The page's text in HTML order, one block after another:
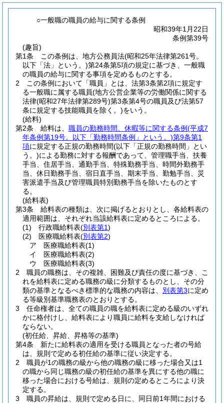
○一般職の職員の給与に関する条例
昭和39年1月22日
条例第39号
(趣旨)
第1条
この条例は、地方公務員法(昭和25年法律第261号。
以下「法」という。)第24条第5項の規定に基づき、一般職
の職員の給与に関する事項を定めるものとする。
2
この条例において「職員」とは、法第3条第2項に規定す
る一般職に属する職員(地方公営企業等の労働関係に関する
法律(昭和27年法律第289号)第3条第4号の職員及び法第57
条に規定する技能職員を除く。)をいう。
(給料)
第2条
給料は、 職員の勤務時間、休暇等に関する条例(平成7
年条例第19号。以下「勤務時間条例」という。)第9条第1
項に規定する正規の勤務時間(以下「正規の勤務時間」とい
う。)による勤務に対する報酬であって、管理職手当、扶養
手当、住居手当、通勤手当、特殊勤務手当、時間外勤務手
当、休日勤務手当、宿日直手当、期末手当、勤勉手当、災
害派遣手当及び管理職員特別勤務手当を除いたものとす
る。
(給料表)
第3条
給料表の種類は、次に掲げるとおりとし、各給料表の
適用範囲は、それぞれ当該給料表に定めるところによる。
(1)
行政職給料表(別表第1)
(2)
医療職給料表(別表第2)
ア
医療職給料表(1)
イ
医療職給料表(2)
ウ
医療職給料表(3)
2
職員の職務は、その複雑、困難及び責任の度に基づき、こ
れを給料表に定める職務の級に分類するものとし、その分
類の基準となるべき標準的な職務の内容は、 別表第3に定め
る等級別基準職務表のとおりとする。
3
任命権者は、全ての職員の職を給料表に定める級のいずれ
かに格付けし、給料表により職員に給料を支給しなければ
ならない。
(初任給、昇給、昇格等の基準)
第4条
新たに給料表の適用を受ける職員となった者の号給
は、規則で定める初任給の基準に従い決定する。
2
職員が1の職務の級から他の職務の級に移った場合又は1
の職から同じ職務の級の初任給の基準を異にする他の職に
移った場合における号給は、規則の定めるところにより決
定する。
3
職員の昇給は、規則で定める日に、同日前1年間における